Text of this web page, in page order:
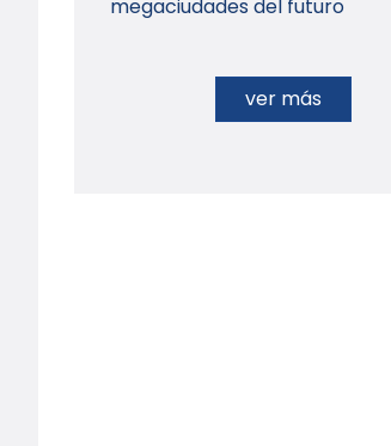
megaciudades del futuro
ver más